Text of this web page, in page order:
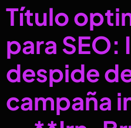
Título
para SEO:
despide
campaña